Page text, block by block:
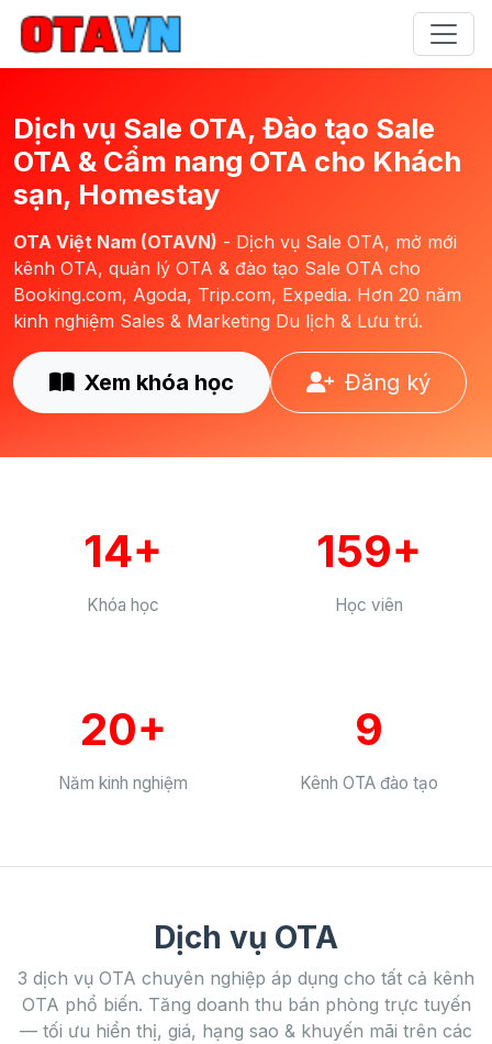
Dịch vụ Sale OTA, Đào tạo Sale
OTA & Cẩm nang OTA cho Khách
sạn, Homestay
OTA Việt Nam (OTAVN) - Dịch vụ Sale OTA, mở mới
kênh OTA, quản lý OTA & đào tạo Sale OTA cho
Booking.com, Agoda, Trip.com, Expedia. Hơn 20 năm
kinh nghiệm Sales & Marketing Du lịch & Lưu trú.
Xem khóa học Đăng ký
14+
Khóa học
159+
Học viên
20+
Năm kinh nghiệm
9
Kênh OTA đào tạo
Dịch vụ OTA
3 dịch vụ OTA chuyên nghiệp áp dụng cho tất cả kênh
OTA phổ biến. Tăng doanh thu bán phòng trực tuyến
— tối ưu hiển thị, giá, hạng sao & khuyến mãi trên các